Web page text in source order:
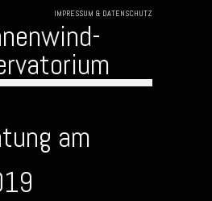
IMPRESSUM & DATENSCHUTZ
am